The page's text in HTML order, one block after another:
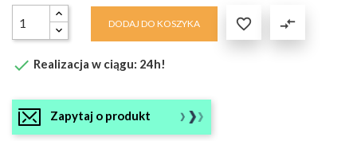
DODAJ DO KOSZYKA  compare_arrows
 Realizacja w ciągu: 24h!
Zapytaj o produkt